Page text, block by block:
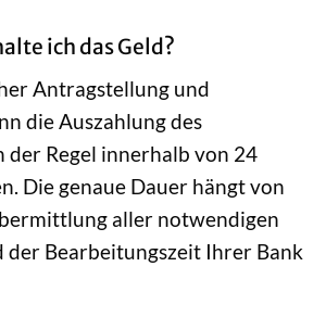
ich das Geld?
Antragstellung und
die Auszahlung des
der Regel innerhalb von 24
Die genaue Dauer hängt von
aller notwendigen
der Bearbeitungszeit Ihrer Bank